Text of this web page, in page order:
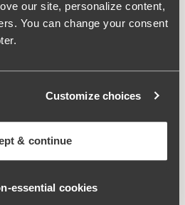
our site, personalize content,
You can change your consent
Customize choices
& continue
cookies